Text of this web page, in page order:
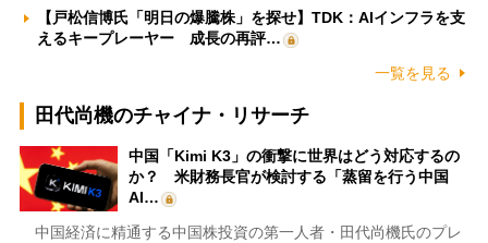
【戸松信博氏「明日の爆騰株」を探せ】TDK：AIインフラを支
えるキープレーヤー 成長の再評…
一覧を見る
田代尚機のチャイナ・リサーチ
中国「Kimi K3」の衝撃に世界はどう対応するの
か？ 米財務長官が検討する「蒸留を行う中国
AI…
中国経済に精通する中国株投資の第一人者・田代尚機氏のプレ